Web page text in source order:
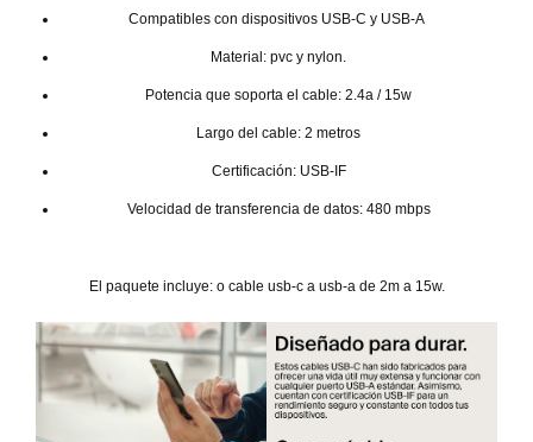
Compatibles con dispositivos USB-C y USB-A
Material: pvc y nylon.
Potencia que soporta el cable: 2.4a / 15w
Largo del cable: 2 metros
Certificación: USB-IF
Velocidad de transferencia de datos: 480 mbps
El paquete incluye: o cable usb-c a usb-a de 2m a 15w.